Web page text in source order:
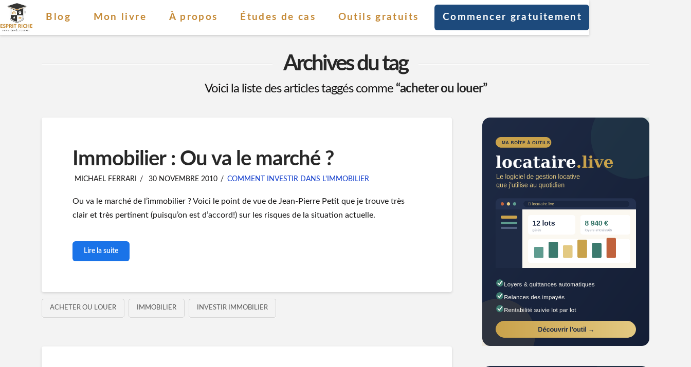
Blog Mon livre À propos Études de cas Outils gratuits Commencer gratuitement
Archives du tag
Voici la liste des articles taggés comme “acheter ou louer”
Immobilier : Ou va le marché ?
MICHAEL FERRARI 30 NOVEMBRE 2010 COMMENT INVESTIR DANS L'IMMOBILIER
Ou va le marché de l’immobilier ? Voici le point de vue de Jean-Pierre Petit que je trouve très
clair et très pertinent (puisqu’on est d’accord!) sur les risques de la situation actuelle.
Lire la suite
ACHETER OU LOUER IMMOBILIER INVESTIR IMMOBILIER